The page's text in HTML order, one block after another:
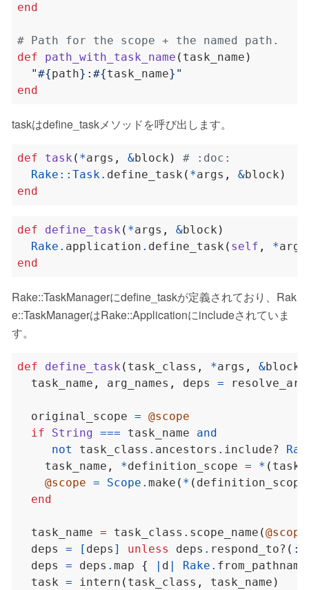
end
# Path for the scope + the named path.
def
path_with_task_name ( task_name )
"#{path} : #{task_name} "
end
taskはdefine_taskメソッドを呼び出します。
def task ( *args , &block )
# :doc:
Rake :: Task. define_task ( *args , &block )
end
def define_task ( *args , &block )
Rake . application . define_task ( self , *args
end
Rake::TaskManagerにdefine_taskが定義されており、Rak
e::TaskManagerはRake::Applicationにincludeされていま
す。
def define_task ( task_class , *args , &block
  task_name
, arg_names , deps =
  original_scope
= @scope
if
String === task_name and
not
task_class . ancestors . include?
    task_name
, *definition_scope = * (
@scope = Scope . make ( * (
end
  task_name
= task_class . scope_name (@scope
  deps
= [ deps ] unless deps . respond_to? (
  deps
= deps . map { d Rake . from_pathname
  task
= intern ( task_class , task_name )